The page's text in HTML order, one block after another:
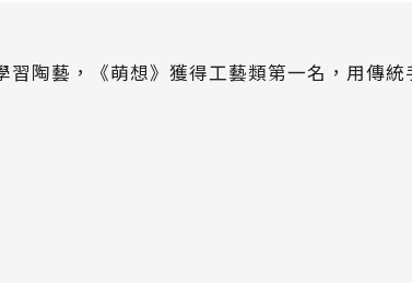
陶藝，《萌想》獲得工藝類第一名，用傳